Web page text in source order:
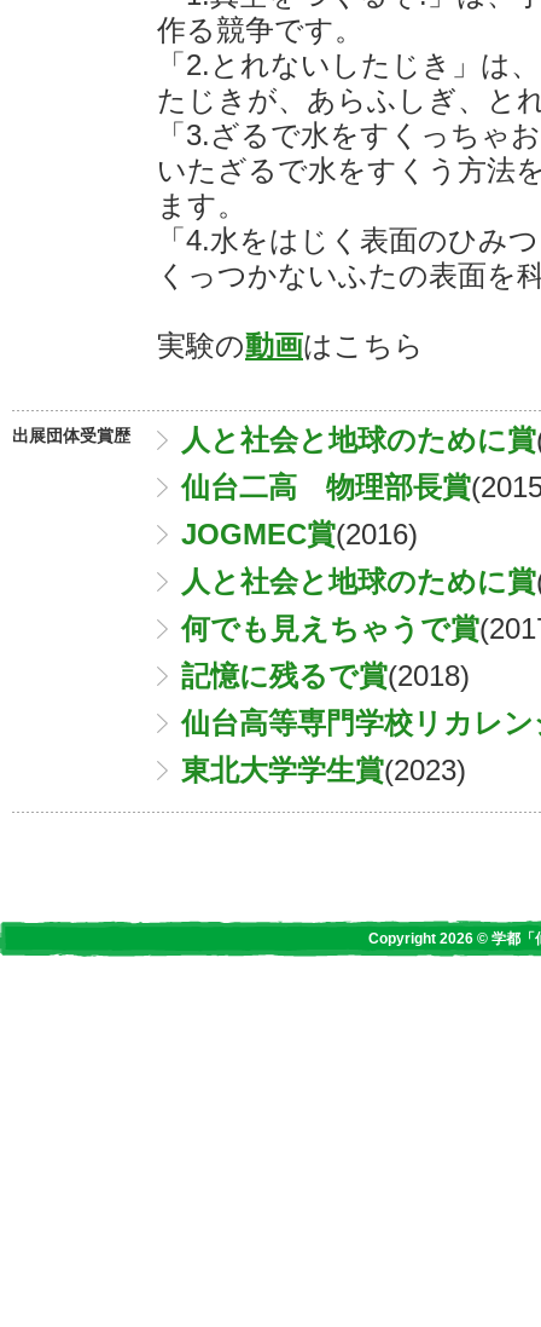
作る競争です。
「2.とれないしたじき」は
たじきが、あらふしぎ、と
「3.ざるで水をすくっちゃ
いたざるで水をすくう方法
ます。
「4.水をはじく表面のひみ
くっつかないふたの表面を
実験の動画はこちら
出展団体受賞歴 人と社会と地球のために賞
仙台二高 物理部長賞
JOGMEC賞(2016)
人と社会と地球のために賞
何でも見えちゃうで賞
記憶に残るで賞(2018)
仙台高等専門学校リカレ
東北大学学生賞(2023)
Copyright 2026 © 学都「